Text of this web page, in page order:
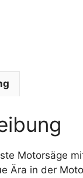
Motorsäge
Ära in der